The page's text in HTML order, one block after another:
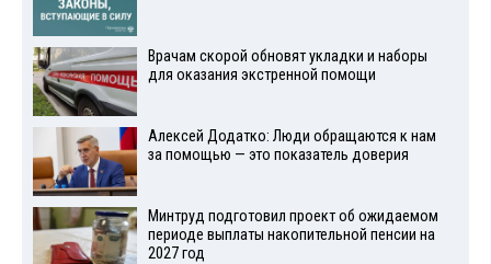
Врачам скорой обновят укладки и наборы
для оказания экстренной помощи
Алексей Додатко: Люди обращаются к нам
за помощью — это показатель доверия
Минтруд подготовил проект об ожидаемом
периоде выплаты накопительной пенсии на
2027 год